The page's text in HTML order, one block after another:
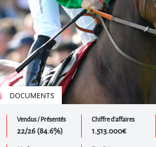
DOCUMENTS
Vendus / Présentés
22/26 (84.6%)
Chiffre d'affaires
1.513.000€